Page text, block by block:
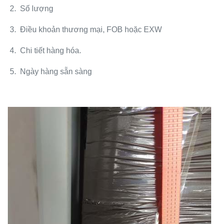
2. Số lượng
3. Điều khoản thương mại, FOB hoặc EXW
4. Chi tiết hàng hóa.
5. Ngày hàng sẵn sàng